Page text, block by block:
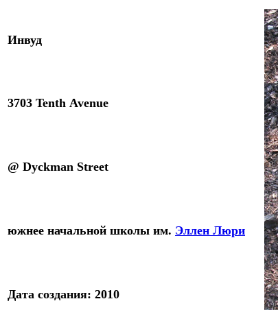
Инвуд
3703 Tenth Avenue
@ Dyckman Street
южнее начальной школы им. Эллен Люри
Дата создания: 2010